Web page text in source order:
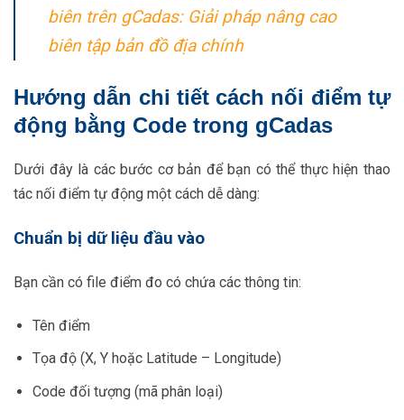
biên trên gCadas: Giải pháp nâng cao
biên tập bản đồ địa chính
Hướng dẫn chi tiết cách nối điểm tự
động bằng Code trong gCadas
Dưới đây là các bước cơ bản để bạn có thể thực hiện thao
tác nối điểm tự động một cách dễ dàng:
Chuẩn bị dữ liệu đầu vào
Bạn cần có file điểm đo có chứa các thông tin:
Tên điểm
Tọa độ (X, Y hoặc Latitude – Longitude)
Code đối tượng (mã phân loại)